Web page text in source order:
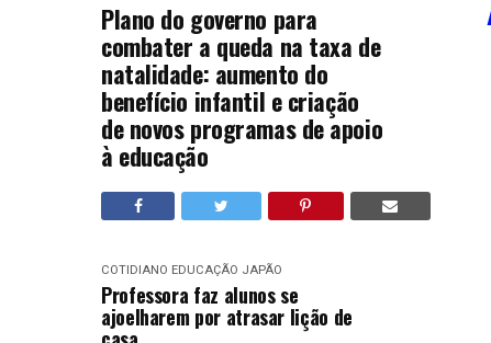
Plano do governo para
combater a queda na taxa de
natalidade: aumento do
benefício infantil e criação
de novos programas de apoio
à educação
COTIDIANO EDUCAÇÃO JAPÃO
Professora faz alunos se
ajoelharem por atrasar lição de